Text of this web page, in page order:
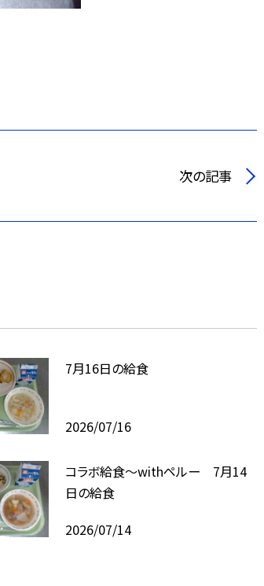
次の記事
7月16日の給食
2026/07/16
コラボ給食～withペルー 7月14
日の給食
2026/07/14